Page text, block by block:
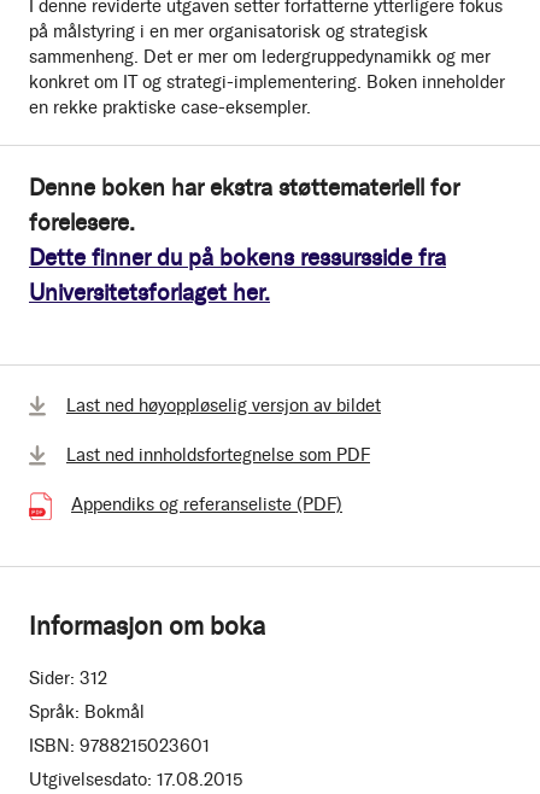
Denne boken har ekstra støttemateriell for
forelesere.
Dette finner du på bokens ressursside fra
Universitetsforlaget her.
I denne reviderte utgaven setter forfatterne ytterligere fokus
på målstyring i en mer organisatorisk og strategisk
sammenheng. Det er mer om ledergruppedynamikk og mer
konkret om IT og strategi-implementering. Boken inneholder
en rekke praktiske case-eksempler.
Last ned høyoppløselig versjon av bildet
Last ned innholdsfortegnelse som PDF
Appendiks og referanseliste (PDF)
Informasjon om boka
Sider: 312
Språk: Bokmål
ISBN: 9788215023601
Utgivelsesdato: 17.08.2015